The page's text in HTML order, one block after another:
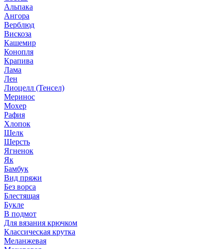
Альпака
Ангора
Верблюд
Вискоза
Кашемир
Конопля
Крапива
Лама
Лен
Лиоцелл (Тенсел)
Меринос
Мохер
Рафия
Хлопок
Шелк
Шерсть
Ягненок
Як
Бамбук
Вид пряжи
Без ворса
Блестящая
Букле
В подмот
Для вязания крючком
Классическая крутка
Меланжевая